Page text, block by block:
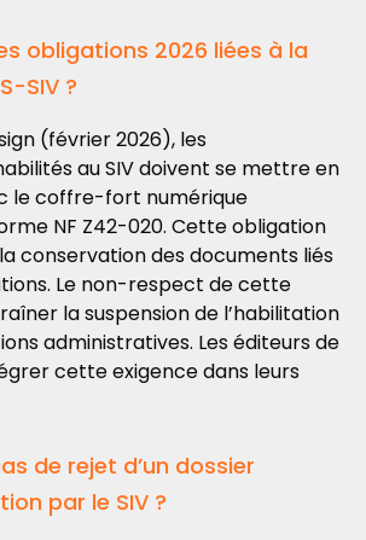
obligations 2026 liées à la
SIV ?
(février 2026), les
au SIV doivent se mettre en
le coffre-fort numérique
NF Z42-020. Cette obligation
conservation des documents liés
Le non-respect de cette
la suspension de l’habilitation
administratives. Les éditeurs de
cette exigence dans leurs
de rejet d’un dossier
par le SIV ?